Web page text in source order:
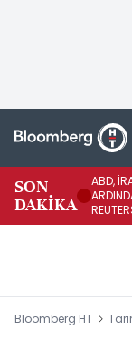
SON
DAKİKA
ABD,
Bloomberg HT